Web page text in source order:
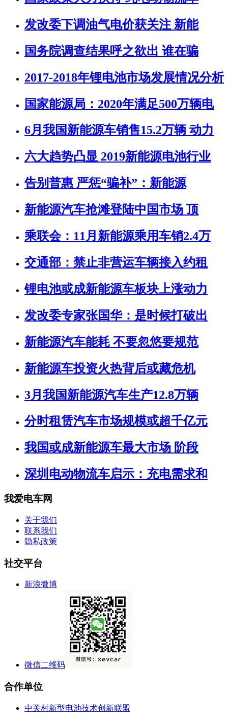
发改委下调油气电价获关注 新能
国务院调查结果呼之欲出 谁在骗
2017-2018年锂电池市场发展情况分析
国家能源局：2020年满足500万辆电
6月我国新能源车销售15.2万辆 动力
六大趋势凸显 2019新能源电池行业
告别普惠 严惩“骗补”：新能源
新能源汽车抢滩登陆中国市场 顶
乘联会：11月新能源乘用车销2.4万
交通部：禁止非营运车辆接入约租
锂电池或成新能源车板块上涨动力
发改委专家张国华：是时候打破出
新能源汽车能耗 不要忽悠要规范
新能源车投资火热背后或藏危机
3月我国新能源汽车生产12.8万辆
分时租赁汽车市场规模或超千亿元
我国或成新能源车最大市场 阶段
深圳电动物流车启示：充电需求和
我爱电车网
关于我们
联系我们
隐私政策
社交平台
新浪微博
微信二维码
合作单位
中关村新型电池技术创新联盟